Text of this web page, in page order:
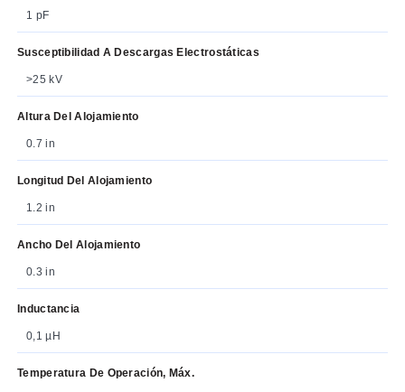
1 pF
Susceptibilidad A Descargas Electrostáticas
>25 kV
Altura Del Alojamiento
0.7 in
Longitud Del Alojamiento
1.2 in
Ancho Del Alojamiento
0.3 in
Inductancia
0,1 µH
Temperatura De Operación, Máx.